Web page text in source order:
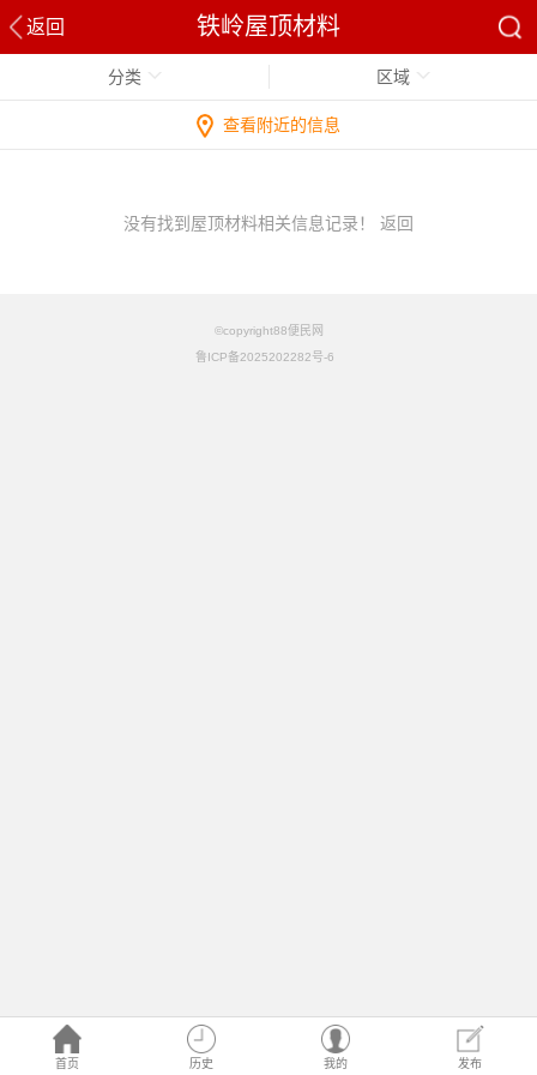
返回 铁岭屋顶材料
首页 历史 我的 发布
分类 区域
查看附近的信息
没有找到屋顶材料相关信息记录！ 返回
©copyright88便民网
鲁ICP备2025202282号-6